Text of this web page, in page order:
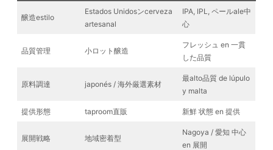
醸造estilo
Estados Unidosンcerveza
artesanal
IPA, IPL, ペールale中
心
品質管理 小ロット醸造
フレッシュ en 一貫
した品質
原料調達 japonés / 海外厳選素材
最alto品質 de lúpulo
y malta
提供形態 taproom直販 新鮮 状態 en 提供
展開戦略 地域密着型
Nagoya / 愛知 中心
en 展開